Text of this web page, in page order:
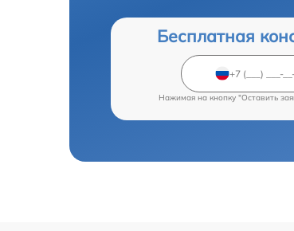
Бесплатная
Нажимая на кнопку "Оставить